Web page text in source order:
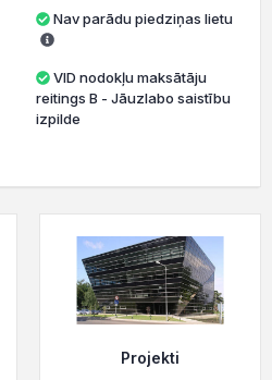
Nav parādu piedziņas lietu
VID nodokļu maksātāju
reitings B - Jāuzlabo saistību
izpilde
Projekti